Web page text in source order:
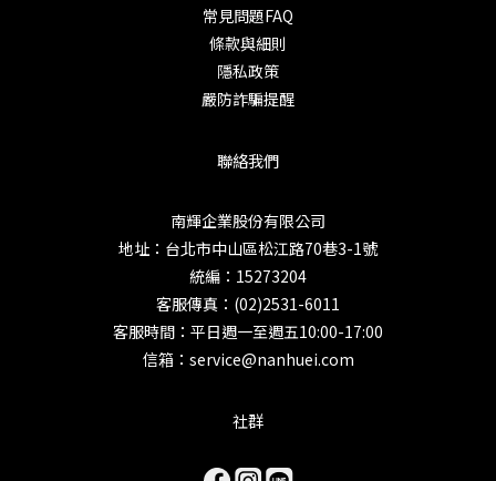
常見問題FAQ
條款與細則
隱私政策
嚴防詐騙提醒
聯絡我們
南輝企業股份有限公司
地址：台北市中山區松江路70巷3-1號
統編：15273204
客服傳真：(02)2531-6011
客服時間：平日週一至週五10:00-17:00
信箱：service@nanhuei.com
社群